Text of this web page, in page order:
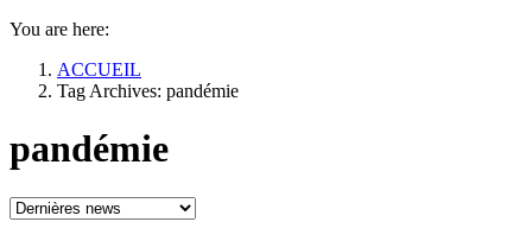
You are here:
ACCUEIL
Tag Archives: pandémie
pandémie